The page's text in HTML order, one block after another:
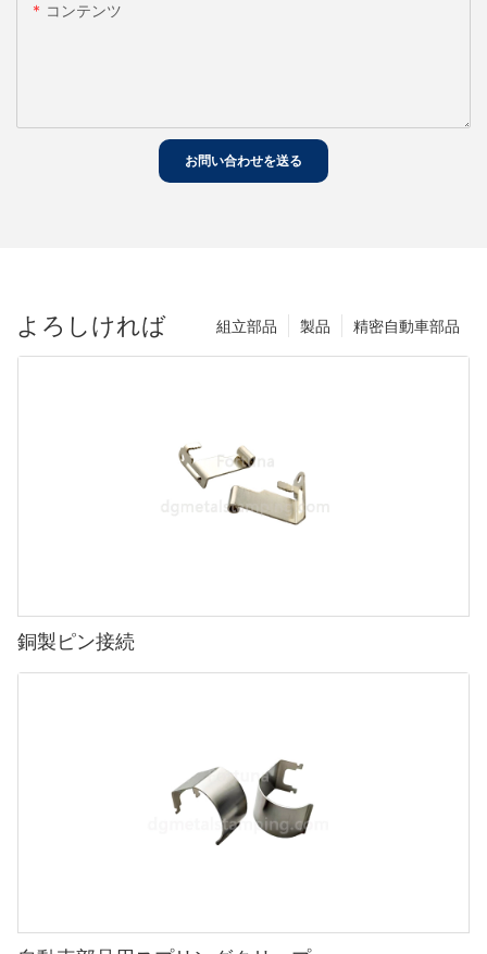
コンテンツ
お問い合わせを送る
よろしければ 精密自動車部品
製品
組立部品
銅製ピン接続